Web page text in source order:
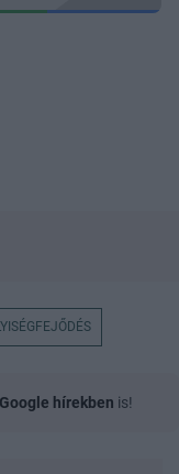
Google hírekben is!